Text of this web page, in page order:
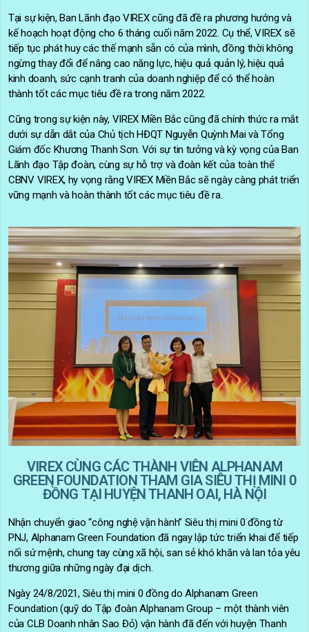
Tại sự kiện, Ban Lãnh đạo VIREX cũng đã đề ra phương hướng và
kế hoạch hoạt động cho 6 tháng cuối năm 2022. Cụ thể, VIREX sẽ
tiếp tục phát huy các thế mạnh sẵn có của mình, đồng thời không
ngừng thay đổi để nâng cao năng lực, hiệu quả quản lý, hiệu quả
kinh doanh, sức cạnh tranh của doanh nghiệp để có thể hoàn
thành tốt các mục tiêu đề ra trong năm 2022.
Cũng trong sự kiện này, VIREX Miền Bắc cũng đã chính thức ra mắt
dưới sự dẫn dắt của Chủ tịch HĐQT Nguyễn Quỳnh Mai và Tổng
Giám đốc Khương Thanh Sơn. Với sự tin tưởng và kỳ vọng của Ban
Lãnh đạo Tập đoàn, cùng sự hỗ trợ và đoàn kết của toàn thể
CBNV VIREX, hy vọng rằng VIREX Miền Bắc sẽ ngày càng phát triển
vững mạnh và hoàn thành tốt các mục tiêu đề ra.
VIREX CÙNG CÁC THÀNH VIÊN ALPHANAM
GREEN FOUNDATION THAM GIA SIÊU THỊ MINI 0
ĐỒNG TẠI HUYỆN THANH OAI, HÀ NỘI
Nhận chuyển giao “công nghệ vận hành” Siêu thị mini 0 đồng từ
PNJ, Alphanam Green Foundation đã ngay lập tức triển khai để tiếp
nối sứ mệnh, chung tay cùng xã hội, san sẻ khó khăn và lan tỏa yêu
thương giữa những ngày đại dịch.
Ngày 24/8/2021, Siêu thị mini 0 đồng do Alphanam Green
Foundation (quỹ do Tập đoàn Alphanam Group – một thành viên
của CLB Doanh nhân Sao Đỏ) vận hành đã đến với huyện Thanh